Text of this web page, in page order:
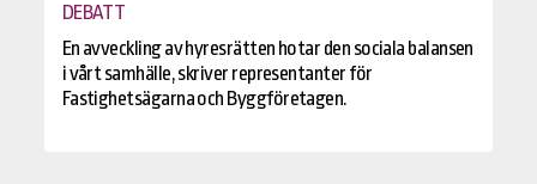
DEBATT
En avveckling av hyresrätten hotar den sociala balansen
i vårt samhälle, skriver representanter för
Fastighetsägarna och Byggföretagen.